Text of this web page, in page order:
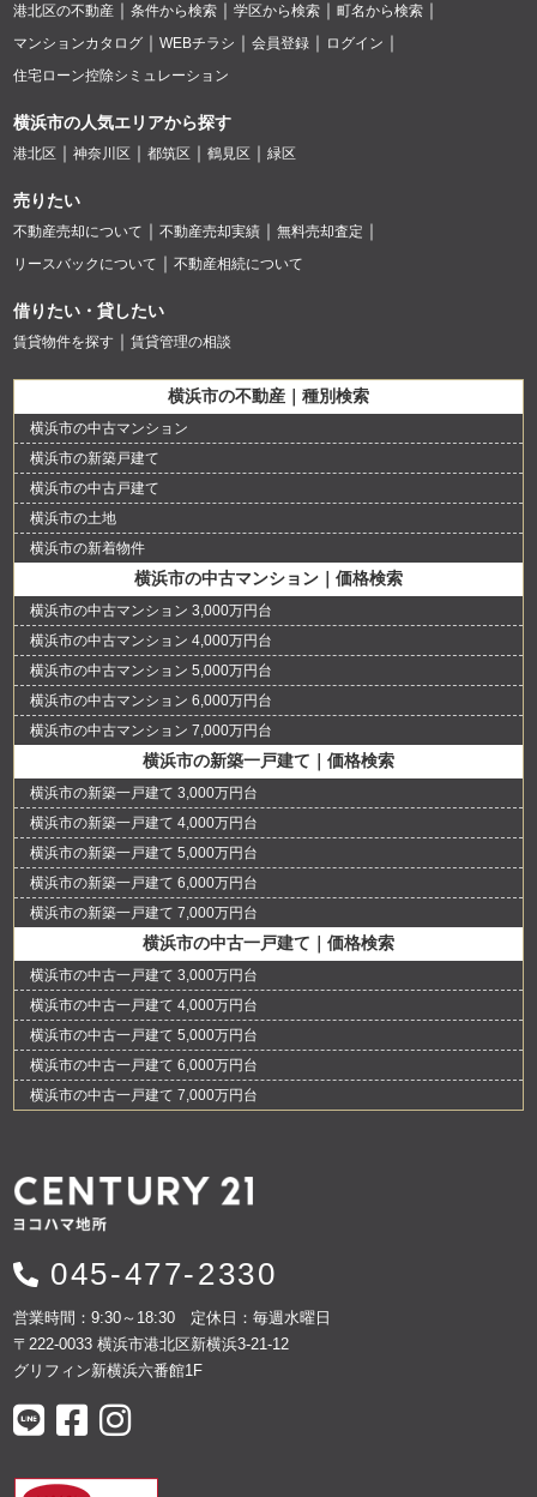
港北区の不動産 条件から検索 学区から検索
町名から検索
マンションカタログ
WEBチラシ 会員登録
ログイン
住宅ローン控除シミュレーション
横浜市の人気エリアから探す
港北区 神奈川区 都筑区 鶴見区 緑区
売りたい
不動産売却について 不動産売却実績
無料売却査定
リースバックについて
不動産相続について
借りたい・貸したい
賃貸物件を探す 賃貸管理の相談
横浜市の不動産｜種別検索
横浜市の中古マンション
横浜市の新築戸建て
横浜市の中古戸建て
横浜市の土地
横浜市の新着物件
横浜市の中古マンション｜価格検索
横浜市の中古マンション 3,000万円台
横浜市の中古マンション 4,000万円台
横浜市の中古マンション 5,000万円台
横浜市の中古マンション 6,000万円台
横浜市の中古マンション 7,000万円台
横浜市の新築一戸建て｜価格検索
横浜市の新築一戸建て 3,000万円台
横浜市の新築一戸建て 4,000万円台
横浜市の新築一戸建て 5,000万円台
横浜市の新築一戸建て 6,000万円台
横浜市の新築一戸建て 7,000万円台
横浜市の中古一戸建て｜価格検索
横浜市の中古一戸建て 3,000万円台
横浜市の中古一戸建て 4,000万円台
横浜市の中古一戸建て 5,000万円台
横浜市の中古一戸建て 6,000万円台
横浜市の中古一戸建て 7,000万円台
045-477-2330
営業時間：9:30～18:30 定休日：毎週水曜日
〒222-0033 横浜市港北区新横浜3-21-12
グリフィン新横浜六番館1F